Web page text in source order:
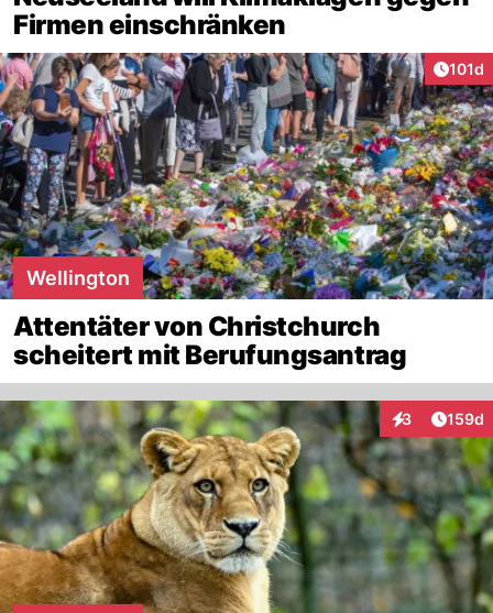
Firmen einschränken
101d
Wellington
Attentäter von Christchurch
scheitert mit Berufungsantrag
3
Interaktionen
159d